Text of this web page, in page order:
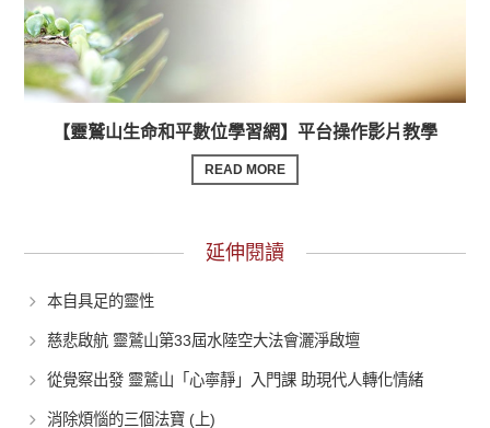
【靈鷲山生命和平數位學習網】平台操作影片教學
READ MORE
延伸閱讀
本自具足的靈性
慈悲啟航 靈鷲山第33屆水陸空大法會灑淨啟壇
從覺察出發 靈鷲山「心寧靜」入門課 助現代人轉化情緒
消除煩惱的三個法寶 (上)